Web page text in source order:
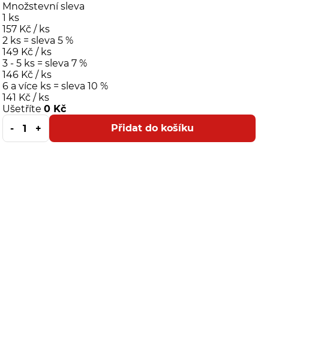
Množstevní sleva
1 ks
157 Kč / ks
2 ks = sleva 5 %
149 Kč / ks
3 - 5 ks = sleva 7 %
146 Kč / ks
6 a více ks = sleva 10 %
141 Kč / ks
Ušetříte 0 Kč
Přidat do košíku